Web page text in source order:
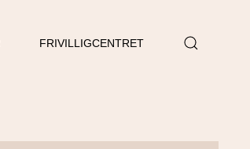
FRIVILLIGCENTRET